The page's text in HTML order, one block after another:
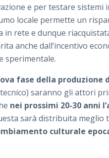
e per testare sistemi
locale permette un
in rete e dunque
anche dall’incentivo
sperimentale.
fase della produzione
saranno gli attori
nei prossimi 20-30 anni
sarà distribuita meglio
culturale